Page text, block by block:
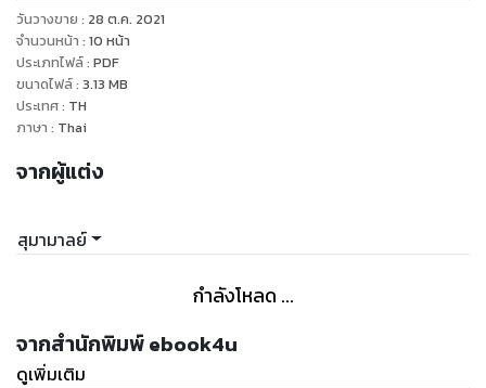
วันวางขาย : 28 ต.ค. 2021
จำนวนหน้า : 10 หน้า
ประเภทไฟล์: PDF
ขนาดไฟล์: 3.13 MB
ประเทศ: TH
ภาษา : Thai
จากผู้แต่ง
สุมามาลย์
กำลังโหลด ...
จากสำนักพิมพ์ ebook4u
ดูเพิ่มเติม